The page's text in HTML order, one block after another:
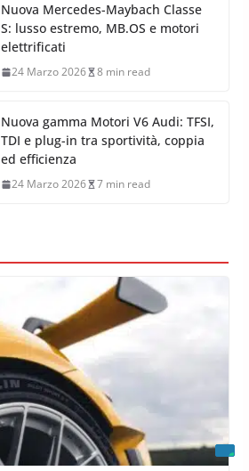
Nuova Mercedes-Maybach Classe
S: lusso estremo, MB.OS e motori
elettrificati
24 Marzo 2026 8 min read
Nuova gamma Motori V6 Audi: TFSI,
TDI e plug-in tra sportività, coppia
ed efficienza
24 Marzo 2026 7 min read